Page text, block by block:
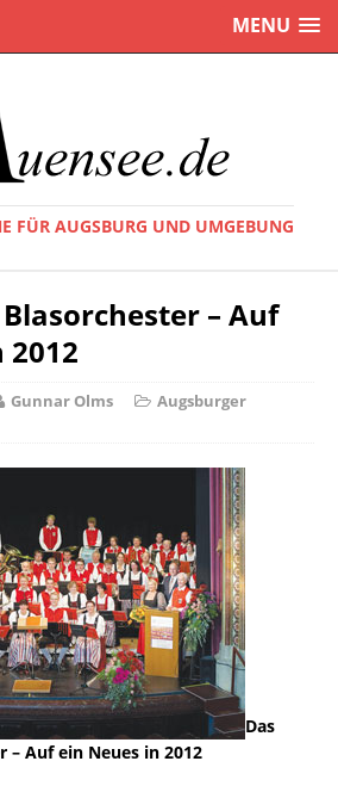
MENU
FÜR AUGSBURG UND UMGEBUNG
– Auf
2012
Gunnar Olms
Augsburger
Das
– Auf ein Neues in 2012